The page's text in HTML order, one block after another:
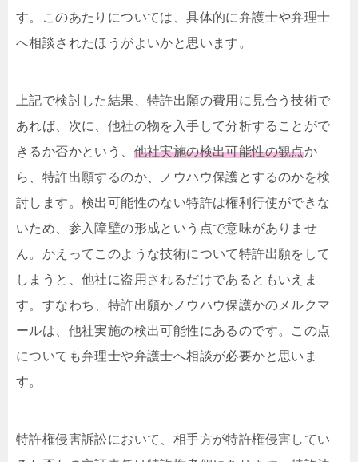
す。このあたりについては、具体的に弁護士や弁理士
へ相談されたほうがよいかと思います。
上記で検討した結果、特許出願の費用に見合う技術で
あれば、次に、他社の物を入手して分析することがで
きるか否かという、 他社実施の検出可能性の観点か
ら、特許出願するのか、ノウハウ保護とするのかを検
討します。検出可能性のない特許は権利行使ができな
いため、参入障壁の形成という点で意味がありませ
ん。かえってこのような技術について特許出願をして
しまうと、他社に盗用されるだけであるともいえま
す。すなわち、特許出願かノウハウ保護かのメルクマ
ールは、他社実施の検出可能性にあるのです。この点
についても弁理士や弁護士へ相談が必要かと思いま
す。
特許権侵害訴訟において、相手方が特許権侵害してい